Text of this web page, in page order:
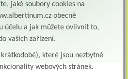
jaké soubory cookies na
obecně
účelu a jak můžete ovlivnit to,
vašich zařízení.
krátkodobé), které jsou nezbytné
webových stránek.